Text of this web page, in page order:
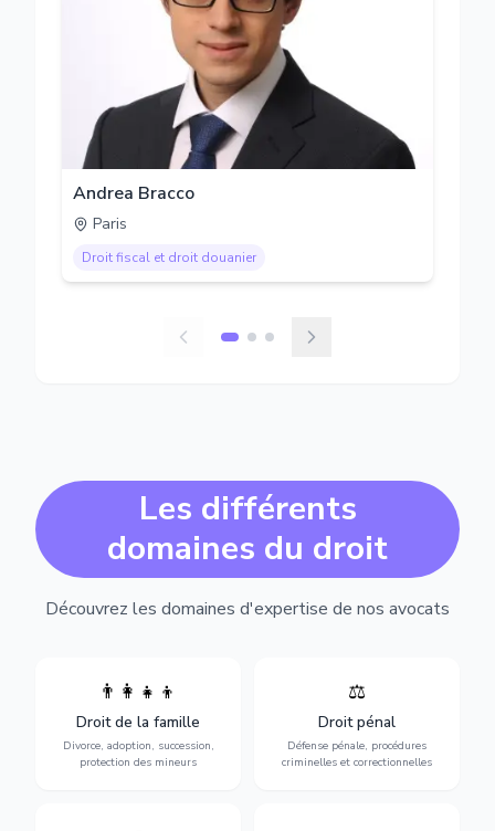
Andrea Bracco
Paris
Droit fiscal et droit douanier
Les différents
domaines du droit
Découvrez les domaines d'expertise de nos avocats
👨‍👩‍👧‍👦
Droit de la famille
Divorce, adoption, succession,
protection des mineurs
Divorce, garde d'enfants,
adoption, succession et
protection des personnes
vulnérables.
⚖️
Droit pénal
Défense pénale, procédures
criminelles et correctionnelles
Expertise en matière pénale,
vue jusqu'au procès, pour
toute affaire correctionnelle
ou criminelle.